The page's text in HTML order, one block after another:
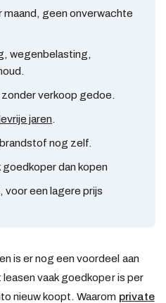
maand, geen onverwachte
wegenbelasting,
verkoop gedoe.
jaren
nog zelf.
goedkoper dan kopen
voor een lagere prijs
is er nog een voordeel aan
vaak goedkoper is per
nieuw koopt. Waarom private